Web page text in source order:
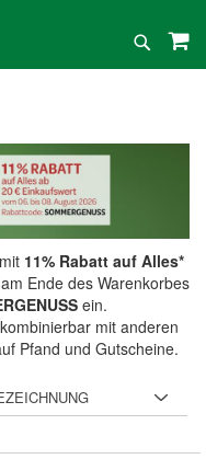
Suche
11% Rabatt auf Alles*
Ende des Warenkorbes
ein.
mit anderen
Pfand und Gutscheine.